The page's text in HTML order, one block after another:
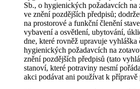
Sb., o hygienických požadavcích na
ve znění pozdějších předpisů;
na prostorové a funkční členění
vybavení a osvětlení, ubytování,
dne, které rovněž upravuje vyhláška
hygienických požadavcích na
znění pozdějších předpisů (tato
stanoví, které potraviny nesmí
akci podávat ani používat k přípravě